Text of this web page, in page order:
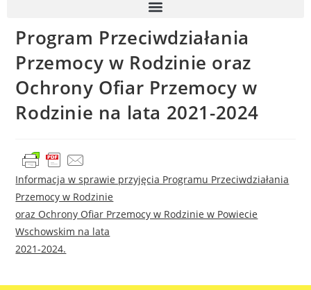
Program Przeciwdziałania
Przemocy w Rodzinie oraz
Ochrony Ofiar Przemocy w
Rodzinie na lata 2021-2024
Informacja w sprawie przyjęcia Programu Przeciwdziałania
Przemocy w Rodzinie
oraz Ochrony Ofiar Przemocy w Rodzinie w Powiecie
Wschowskim na lata
2021-2024.